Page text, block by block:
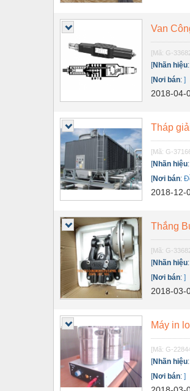
Thiết bị khác
Thiết bị làm sạch
Thiết bị sơn - Sơn
Thiết bị nhà bếp
Thiết bị nhiệt
Thiêt bị PCCC
Thiết bị truyền động
Thiết bị viễn thông
Thủy lực-Thiết bị
Thủy sản - Trang thiết bị
Tự động hoá
Van - Co các loại
Vật liệu mài mòn
Vật liệu xây dựng
Van
[Mã: G-
[Nhãn hiệu
[Nơi bán:]
2018-04-
Tháp
[Mã: G-
[Nhãn hiệu
[Nơi bán:
2018-12-
Thắng
[Mã: G-
[Nhãn hiệu
[Nơi bán:]
2018-03-
Máy in
[Mã: G-
[Nhãn hiệu:
[Nơi bán:]